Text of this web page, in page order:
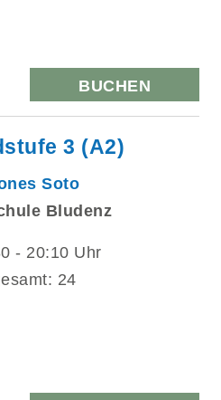
BUCHEN
3 (A2)
Soto
Bludenz
- 20:10 Uhr
24